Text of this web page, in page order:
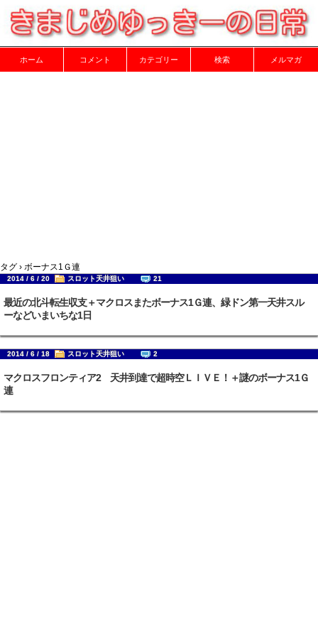
ホーム コメント カテゴリー 検索 メルマガ
タグ › ボーナス1Ｇ連
2014 / 6 / 20 スロット天井狙い 21
最近の北斗転生収支＋マクロスまたボーナス1Ｇ連、緑ドン第一天井スル
ーなどいまいちな1日
2014 / 6 / 18 スロット天井狙い 2
マクロスフロンティア2 天井到達で超時空ＬＩＶＥ！＋謎のボーナス1Ｇ
連